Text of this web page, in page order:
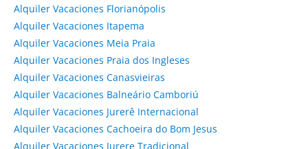
Alquiler Vacaciones Florianópolis
Alquiler Vacaciones Itapema
Alquiler Vacaciones Meia Praia
Alquiler Vacaciones Praia dos Ingleses
Alquiler Vacaciones Canasvieiras
Alquiler Vacaciones Balneário Camboriú
Alquiler Vacaciones Jurerê Internacional
Alquiler Vacaciones Cachoeira do Bom Jesus
Alquiler Vacaciones Jurere Tradicional